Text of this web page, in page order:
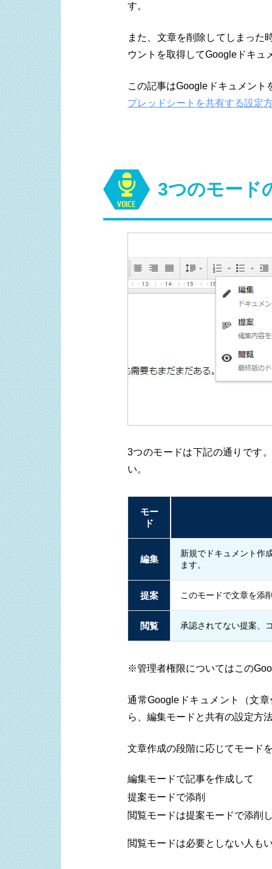
す。
また、文章を削除してしまった
ウントを取得してGoogleドキュ
この記事はGoogleドキュメン
プレッドシートを共有する設定
3つのモード
3つのモードは下記の通りです
い。
モー
ド
編集
新規でドキュメント作
ます。
提案 このモードで文章を添
閲覧 承認されてない提案、
※管理者権限についてはこの
通常Googleドキュメント（文
ら、編集モードと共有の設定方
文章作成の段階に応じてモード
編集モードで記事を作成して
提案モードで添削
閲覧モードは提案モードで添削
閲覧モードは必要としない人も